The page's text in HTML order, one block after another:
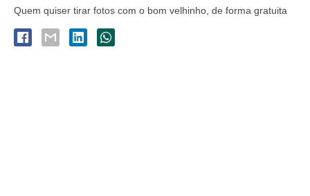
Quem quiser tirar fotos com o bom velhinho, de forma gratuita